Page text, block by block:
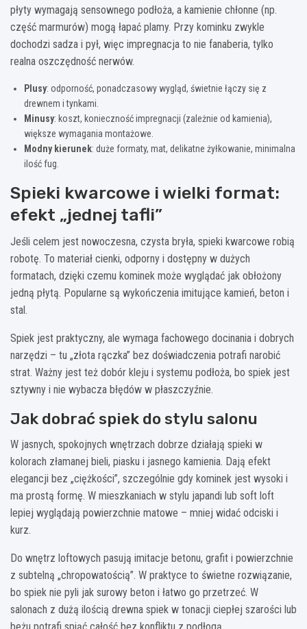
płyty wymagają sensownego podłoża, a kamienie chłonne (np.
część marmurów) mogą łapać plamy. Przy kominku zwykle
dochodzi sadza i pył, więc impregnacja to nie fanaberia, tylko
realna oszczędność nerwów.
Plusy: odporność, ponadczasowy wygląd, świetnie łączy się z
drewnem i tynkami.
Minusy: koszt, konieczność impregnacji (zależnie od kamienia),
większe wymagania montażowe.
Modny kierunek: duże formaty, mat, delikatne żyłkowanie, minimalna
ilość fug.
Spieki kwarcowe i wielki format:
efekt „jednej tafli”
Jeśli celem jest nowoczesna, czysta bryła, spieki kwarcowe robią
robotę. To materiał cienki, odporny i dostępny w dużych
formatach, dzięki czemu kominek może wyglądać jak obłożony
jedną płytą. Popularne są wykończenia imitujące kamień, beton i
stal.
Spiek jest praktyczny, ale wymaga fachowego docinania i dobrych
narzędzi – tu „złota rączka” bez doświadczenia potrafi narobić
strat. Ważny jest też dobór kleju i systemu podłoża, bo spiek jest
sztywny i nie wybacza błędów w płaszczyźnie.
Jak dobrać spiek do stylu salonu
W jasnych, spokojnych wnętrzach dobrze działają spieki w
kolorach złamanej bieli, piasku i jasnego kamienia. Dają efekt
elegancji bez „ciężkości”, szczególnie gdy kominek jest wysoki i
ma prostą formę. W mieszkaniach w stylu japandi lub soft loft
lepiej wyglądają powierzchnie matowe – mniej widać odciski i
kurz.
Do wnętrz loftowych pasują imitacje betonu, grafit i powierzchnie
z subtelną „chropowatością”. W praktyce to świetne rozwiązanie,
bo spiek nie pyli jak surowy beton i łatwo go przetrzeć. W
salonach z dużą ilością drewna spiek w tonacji ciepłej szarości lub